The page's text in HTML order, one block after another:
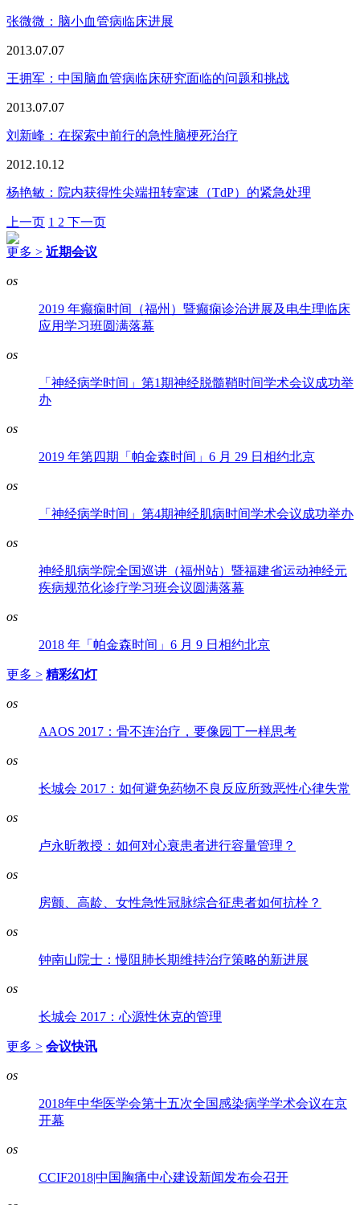
张微微：脑小血管病临床进展
2013.07.07
王拥军：中国脑血管病临床研究面临的问题和挑战
2013.07.07
刘新峰：在探索中前行的急性脑梗死治疗
2012.10.12
杨艳敏：院内获得性尖端扭转室速（TdP）的紧急处理
上一页 1 2 下一页
更多 > 近期会议
os
2019 年癫痫时间（福州）暨癫痫诊治进展及电生理临床
应用学习班圆满落幕
os
「神经病学时间」第1期神经脱髓鞘时间学术会议成功举
办
os
2019 年第四期「帕金森时间」6 月 29 日相约北京
os
「神经病学时间」第4期神经肌病时间学术会议成功举办
os
神经肌病学院全国巡讲（福州站）暨福建省运动神经元
疾病规范化诊疗学习班会议圆满落幕
os
2018 年「帕金森时间」6 月 9 日相约北京
更多 > 精彩幻灯
os
AAOS 2017：骨不连治疗，要像园丁一样思考
os
长城会 2017：如何避免药物不良反应所致恶性心律失常
os
卢永昕教授：如何对心衰患者进行容量管理？
os
房颤、高龄、女性急性冠脉综合征患者如何抗栓？
os
钟南山院士：慢阻肺长期维持治疗策略的新进展
os
长城会 2017：心源性休克的管理
更多 > 会议快讯
os
2018年中华医学会第十五次全国感染病学学术会议在京
开幕
os
CCIF2018|中国胸痛中心建设新闻发布会召开